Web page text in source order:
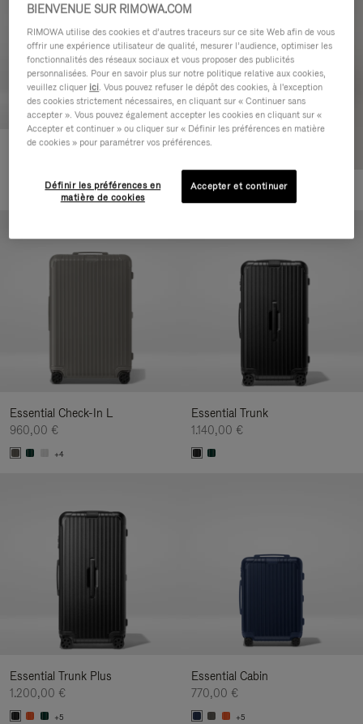
Essential Cabin
+5
Essential Check-In L
960,00 €
+4
Essential Trunk
1.140,00 €
Essential Trunk Plus
1.200,00 €
+5
Essential Cabin
770,00 €
+5
BIENVENUE SUR RIMOWA.COM
RIMOWA utilise des cookies et d’autres traceurs sur ce site Web afin de vous
offrir une expérience utilisateur de qualité, mesurer l’audience, optimiser les
fonctionnalités des réseaux sociaux et vous proposer des publicités
personnalisées. Pour en savoir plus sur notre politique relative aux cookies,
veuillez cliquer ici. Vous pouvez refuser le dépôt des cookies, à l'exception
des cookies strictement nécessaires, en cliquant sur « Continuer sans
accepter ». Vous pouvez également accepter les cookies en cliquant sur «
Accepter et continuer » ou cliquer sur « Définir les préférences en matière
de cookies » pour paramétrer vos préférences.
Définir les préférences en
matière de cookies
Accepter et continuer